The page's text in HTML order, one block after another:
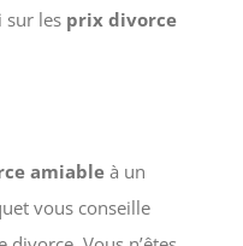
sur les prix divorce
amiable à un
vous conseille